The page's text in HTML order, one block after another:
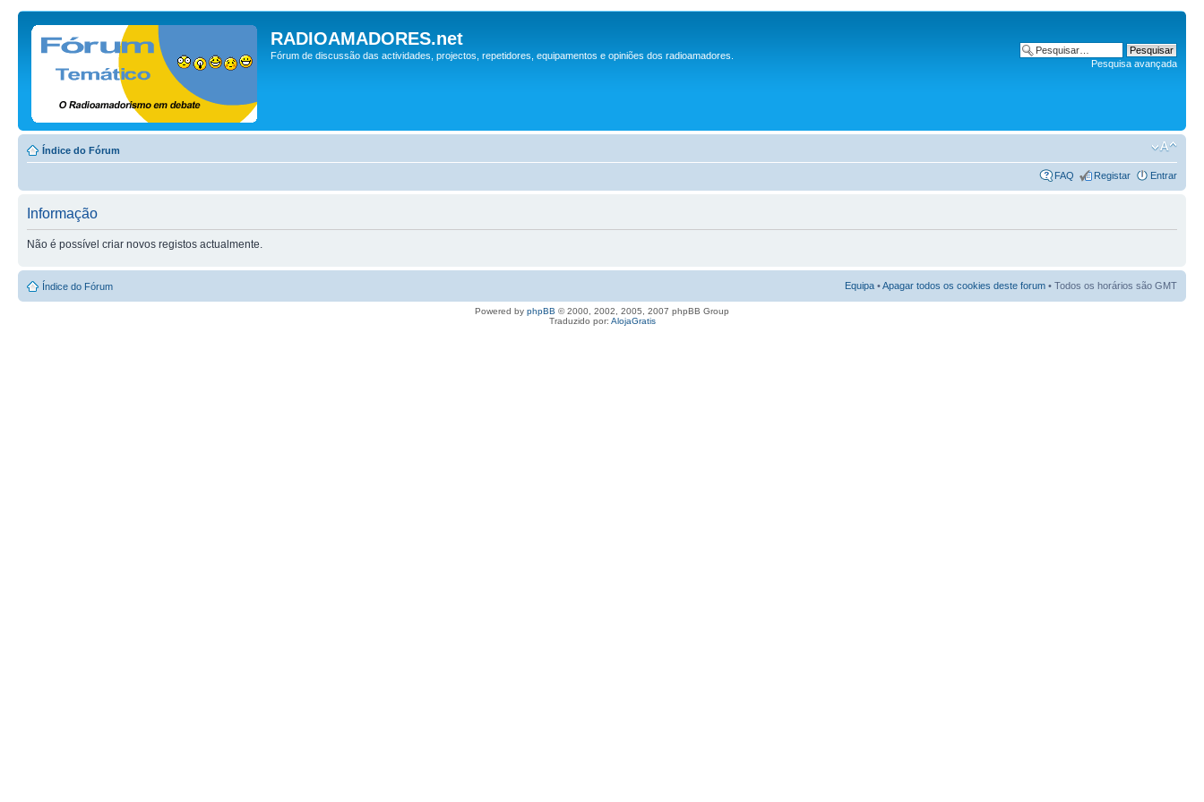
RADIOAMADORES.net
Fórum de discussão das actividades, projectos, repetidores, equipamentos e opiniões dos radioamadores.
Pesquisa avançada
Índice do Fórum
FAQ Registar Entrar
Informação
Não é possível criar novos registos actualmente.
Índice do Fórum Equipa •Apagar todos os cookies deste forum • Todos os horários são GMT
Powered by phpBB © 2000, 2002, 2005, 2007 phpBB Group
Traduzido por: AlojaGratis